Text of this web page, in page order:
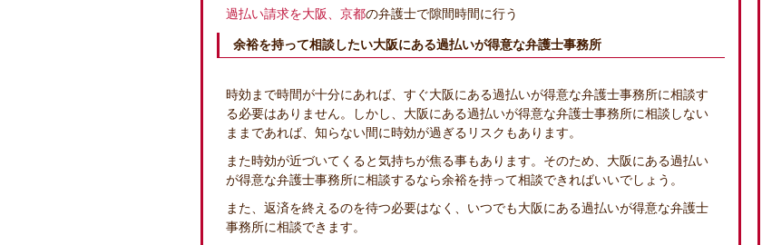
過払い請求を大阪、京都の弁護士で隙間時間に行う
余裕を持って相談したい大阪にある過払いが得意な弁護士事務所
時効まで時間が十分にあれば、すぐ大阪にある過払いが得意な弁護士事務所に相談す
る必要はありません。しかし、大阪にある過払いが得意な弁護士事務所に相談しない
ままであれば、知らない間に時効が過ぎるリスクもあります。
また時効が近づいてくると気持ちが焦る事もあります。そのため、大阪にある過払い
が得意な弁護士事務所に相談するなら余裕を持って相談できればいいでしょう。
また、返済を終えるのを待つ必要はなく、いつでも大阪にある過払いが得意な弁護士
事務所に相談できます。